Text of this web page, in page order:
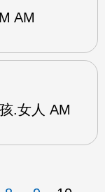
AM
.女人 AM